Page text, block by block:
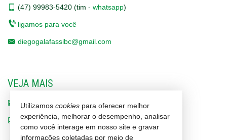
(47) 99983-5420 (tim - whatsapp)
ligamos para você
diegogalafassibc@gmail.com
VEJA MAIS
receba nosso newsletter
indicadores financeiros
cadastre seu imóvel
Utilizamos cookies para oferecer melhor
experiência, melhorar o desempenho, analisar
como você interage em nosso site e gravar
informações coletadas por meio de